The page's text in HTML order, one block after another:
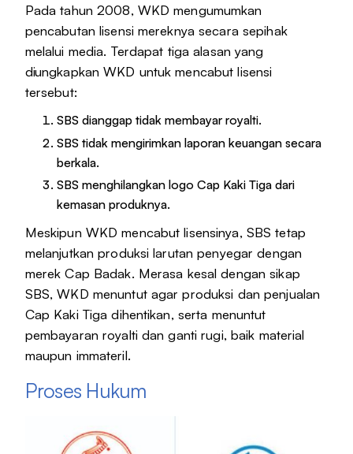
Pada tahun 2008, WKD mengumumkan
pencabutan lisensi mereknya secara sepihak
melalui media. Terdapat tiga alasan yang
diungkapkan WKD untuk mencabut lisensi
tersebut:
SBS dianggap tidak membayar royalti.
SBS tidak mengirimkan laporan keuangan secara
berkala.
SBS menghilangkan logo Cap Kaki Tiga dari
kemasan produknya.
Meskipun WKD mencabut lisensinya, SBS tetap
melanjutkan produksi larutan penyegar dengan
merek Cap Badak. Merasa kesal dengan sikap
SBS, WKD menuntut agar produksi dan penjualan
Cap Kaki Tiga dihentikan, serta menuntut
pembayaran royalti dan ganti rugi, baik material
maupun immateril.
Proses Hukum